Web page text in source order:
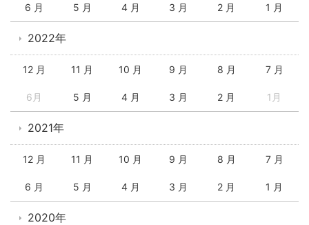
6 月 5 月 4 月 3 月 2 月 1 月
2022年
12 月 11 月 10 月 9 月 8 月 7 月
6月 5 月 4 月 3 月 2 月 1月
2021年
12 月 11 月 10 月 9 月 8 月 7 月
6 月 5 月 4 月 3 月 2 月 1 月
2020年